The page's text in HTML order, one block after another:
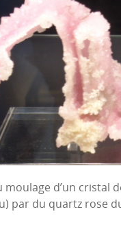
moulage d’un cristal
par du quartz rose